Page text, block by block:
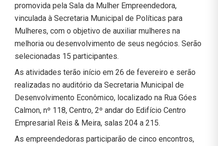
promovida pela Sala da Mulher Empreendedora,
vinculada à Secretaria Municipal de Políticas para
Mulheres, com o objetivo de auxiliar mulheres na
melhoria ou desenvolvimento de seus negócios. Serão
selecionadas 15 participantes.
As atividades terão início em 26 de fevereiro e serão
realizadas no auditório da Secretaria Municipal de
Desenvolvimento Econômico, localizado na Rua Góes
Calmon, nº 118, Centro, 2º andar do Edifício Centro
Empresarial Reis & Meira, salas 204 a 215.
As empreendedoras participarão de cinco encontros,